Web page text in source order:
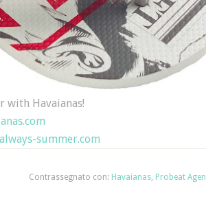
with Havaianas!
summer.com
Contrassegnato con: Havaianas Probeat